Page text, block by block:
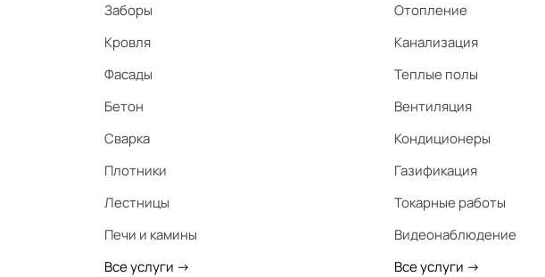
Заборы
Кровля
Фасады
Бетон
Сварка
Плотники
Лестницы
Печи и камины
Все услуги ->
Отопление
Канализация
Теплые полы
Вентиляция
Кондиционеры
Газификация
Токарные работы
Видеонаблюдение
Все услуги ->